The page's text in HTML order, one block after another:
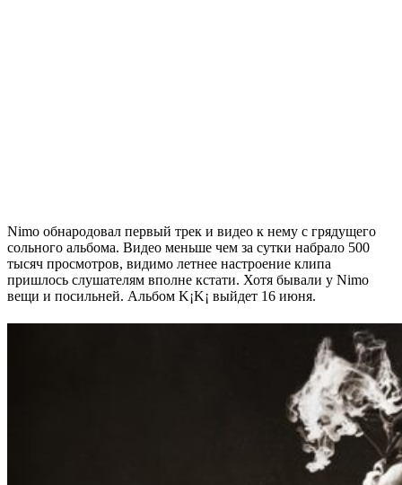
Nimo обнародовал первый трек и видео к нему с грядущего
сольного альбома. Видео меньше чем за сутки набрало 500
тысяч просмотров, видимо летнее настроение клипа
пришлось слушателям вполне кстати. Хотя бывали у Nimo
вещи и посильней. Альбом K¡K¡ выйдет 16 июня.